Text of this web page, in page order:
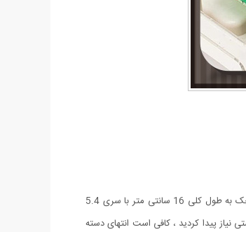
محصولی جدید ، کاربردی و البته با طراحی ظاهری زیبا است که تولید شده از جنس فلز مقاوم با تنوع رنگ طلایی می باشد . این کالا در حالت معمول یک چکش کوچک به طول کلی 16 سانتی متر با سری 5.4
پیدا کردید ، کافی است انتهای دسته